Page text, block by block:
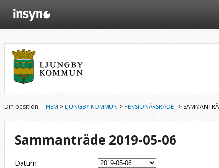
Din position: HEM > LJUNGBY KOMMUN >PENSIONÄRSRÅDET >
Sammanträde 2019-05-06
Datum